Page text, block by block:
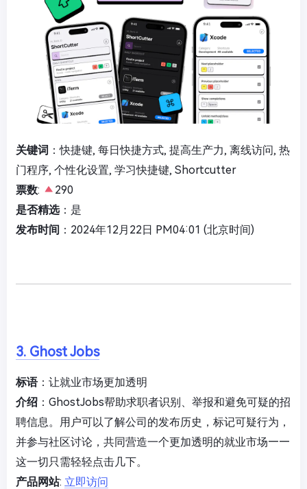
关键词 ：快捷键, 每日快捷方式, 提高生产力, 离线访问, 热
门程序, 个性化设置, 学习快捷键, Shortcutter
票数:
290
是否精选：是
发布时间 ：2024年12月22日 PM04:01 (北京时间)
3. Ghost Jobs
标语：让就业市场更加透明
介绍 ：GhostJobs帮助求职者识别、举报和避免可疑的招
聘信息。用户可以了解公司的发布历史，标记可疑行为，
并参与社区讨论，共同营造一个更加透明的就业市场——
这一切只需轻轻点击几下。
产品网站: 立即访问